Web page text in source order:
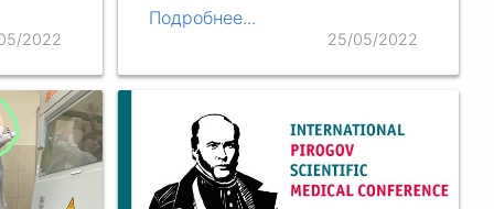
где
2022
встретились со своими
потенциальными
работодателями. Провела
мероприятие кафедра…
Подробнее...
25/05/2022